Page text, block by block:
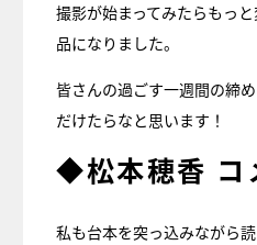
撮影が始まってみたらもっ
品になりました。
皆さんの過ごす一週間の締
だけたらなと思います！
◆松本穂香 コ
私も台本を突っ込みながら